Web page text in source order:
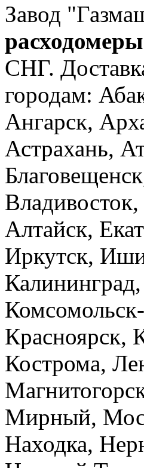
Завод
расходомеры
СНГ.
городам:
Ангарск,
Астрахань,
Алтайск,
Иркутск,
Красноярск,
Кострома,
Мирный,
Находка,